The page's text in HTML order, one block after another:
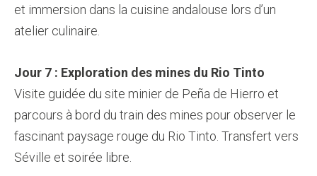
et immersion dans la cuisine andalouse lors d’un
atelier culinaire.
Jour 7 : Exploration des mines du Rio Tinto
Visite guidée du site minier de Peña de Hierro et
parcours à bord du train des mines pour observer le
fascinant paysage rouge du Rio Tinto. Transfert vers
Séville et soirée libre.